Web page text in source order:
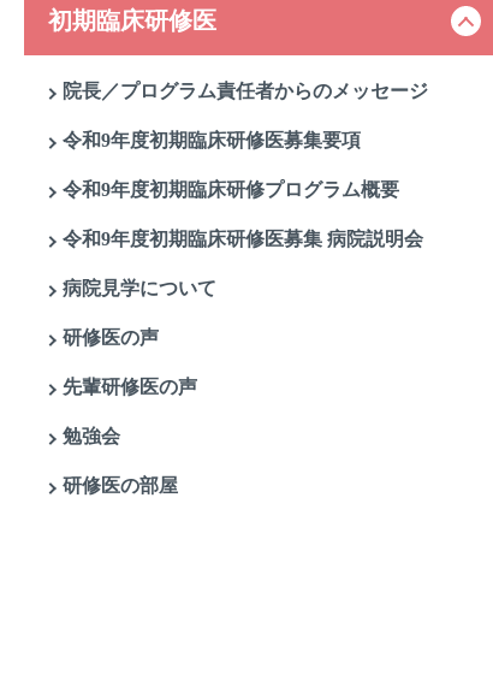
初期臨床研修医
院長／プログラム責任者からのメッセージ
令和9年度初期臨床研修医募集要項
令和9年度初期臨床研修プログラム概要
令和9年度初期臨床研修医募集 病院説明会
病院見学について
研修医の声
先輩研修医の声
勉強会
研修医の部屋